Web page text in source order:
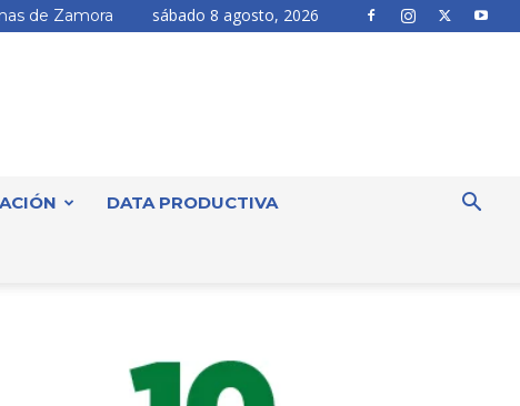
de Zamora sábado 8 agosto, 2026
DATA PRODUCTIVA